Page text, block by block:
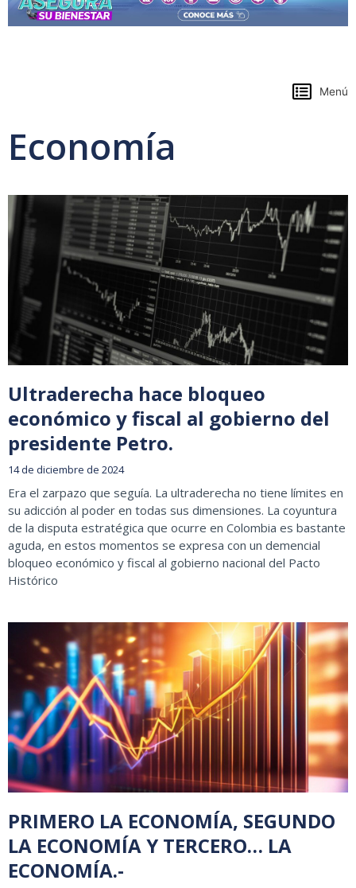
Menú
Economía
Ultraderecha hace bloqueo
económico y fiscal al gobierno del
presidente Petro.
14 de diciembre de 2024
Era el zarpazo que seguía. La ultraderecha no tiene límites en
su adicción al poder en todas sus dimensiones. La coyuntura
de la disputa estratégica que ocurre en Colombia es bastante
aguda, en estos momentos se expresa con un demencial
bloqueo económico y fiscal al gobierno nacional del Pacto
Histórico
PRIMERO LA ECONOMÍA, SEGUNDO
LA ECONOMÍA Y TERCERO… LA
ECONOMÍA.-
Page